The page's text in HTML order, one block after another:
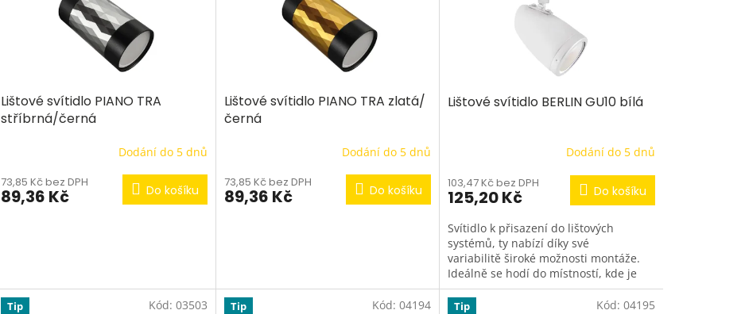
Lištové svítidlo PIANO TRA
stříbrná/černá
Dodání do 5 dnů
73,85 Kč bez DPH
89,36 Kč Do košíku
Lištové svítidlo PIANO TRA zlatá/
černá
Dodání do 5 dnů
73,85 Kč bez DPH
89,36 Kč Do košíku
Lištové svítidlo BERLIN GU10 bílá
Dodání do 5 dnů
103,47 Kč bez DPH
125,20 Kč Do košíku
Svítidlo k přisazení do lištových
systémů, ty nabízí díky své
variabilitě široké možnosti montáže.
Ideálně se hodí do místností, kde je
jeden elektrický...
Tip Kód: 03503 Tip Kód: 04194 Tip Kód: 04195